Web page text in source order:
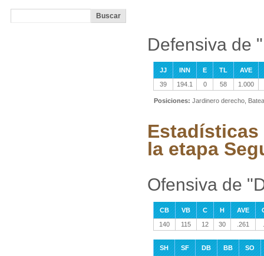
Defensiva de
JJ INN E TL
AVE
39
194.1 0 58 1.000
Posiciones: Jardinero derecho,
la etapa
Ofensiva de
CB VB C H AVE
140
115 12 30 .261
SH SF DB BB
SO